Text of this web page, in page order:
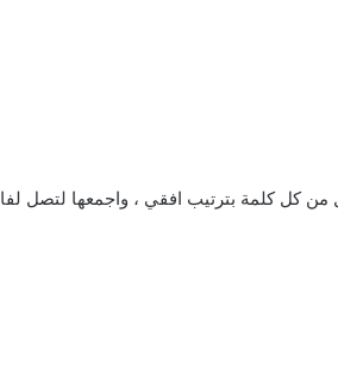
كل كلمة بترتيب افقي ، واجمعها لتصل